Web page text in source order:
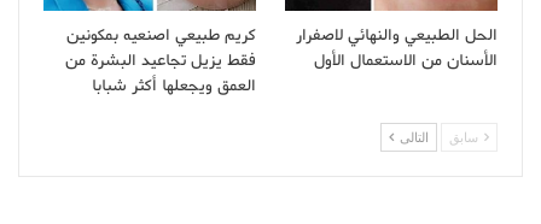
الحل الطبيعي والنهائي لاصفرار
الأسنان من الاستعمال الأول
كريم طبيعي اصنعيه بمكونين
فقط يزيل تجاعيد البشرة من
العمق ويجعلها أكثر شبابا
سابق التالى